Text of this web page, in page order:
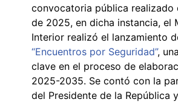
convocatoria pública realizado
de 2025, en dicha instancia, el
Interior realizó el lanzamiento
“Encuentros por Seguridad”,
clave en el proceso de
2025-2035. Se contó con la
del Presidente de la República